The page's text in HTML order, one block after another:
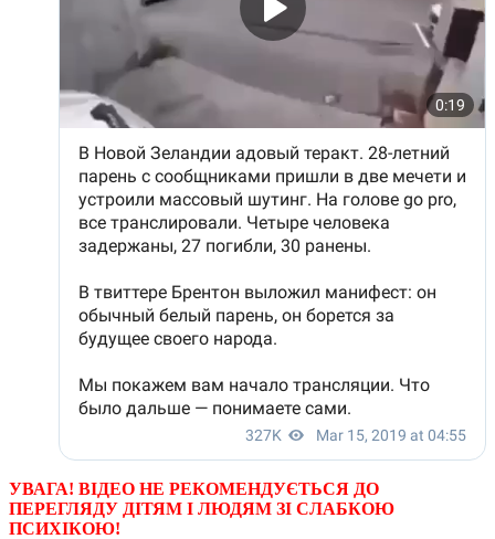
УВАГА! ВІДЕО НЕ РЕКОМЕНДУЄТЬСЯ ДО
ПЕРЕГЛЯДУ ДІТЯМ І ЛЮДЯМ ЗІ СЛАБКОЮ
ПСИХІКОЮ!